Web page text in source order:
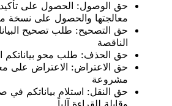
حق الوصول: الحصول على تأكيد
معالجتها والحصول على نسخة
حق التصحيح: طلب تصحيح
الناقصة
حق الحذف: طلب محو بياناتكم
حق الاعتراض: الاعتراض على
مشروعة
حق النقل: استلام بياناتكم في
وقابلة للقراءة آلياً